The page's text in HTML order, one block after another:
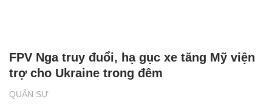
QUÂN SỰ
FPV Nga truy đuổi, hạ gục xe tăng Mỹ viện
trợ cho Ukraine trong đêm